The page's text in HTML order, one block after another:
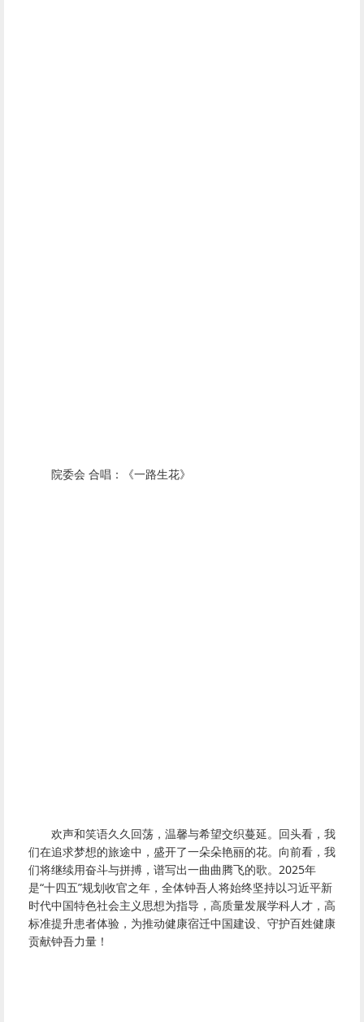
院委会 合唱：《一路生花》
欢声和笑语久久回荡，温馨与希望交织蔓延。回头看，我
们在追求梦想的旅途中，盛开了一朵朵艳丽的花。向前看，我
们将继续用奋斗与拼搏，谱写出一曲曲腾飞的歌。2025年
是“十四五”规划收官之年，全体钟吾人将始终坚持以习近平新
时代中国特色社会主义思想为指导，高质量发展学科人才，高
标准提升患者体验，为推动健康宿迁中国建设、守护百姓健康
贡献钟吾力量！